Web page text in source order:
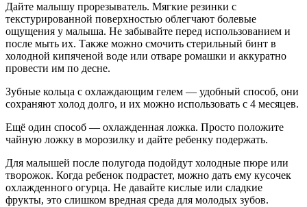
Дайте малышу прорезыватель. Мягкие резинки с
текстурированной поверхностью облегчают болевые
ощущения у малыша. Не забывайте перед использованием и
после мыть их. Также можно смочить стерильный бинт в
холодной кипяченой воде или отваре ромашки и аккуратно
провести им по десне.
Зубные кольца с охлаждающим гелем — удобный способ, они
сохраняют холод долго, и их можно использовать с 4 месяцев.
Ещё один способ — охлажденная ложка. Просто положите
чайную ложку в морозилку и дайте ребенку подержать.
Для малышей после полугода подойдут холодные пюре или
творожок. Когда ребенок подрастет, можно дать ему кусочек
охлажденного огурца. Не давайте кислые или сладкие
фрукты, это слишком вредная среда для молодых зубов.